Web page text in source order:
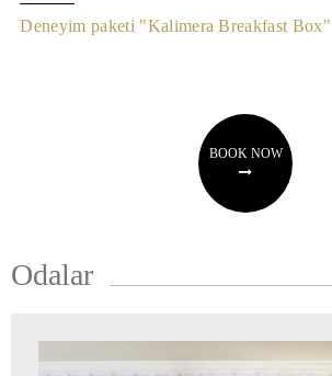
Deneyim paketi "Kalimera Breakfast Box"
BOOK NOW
Odalar